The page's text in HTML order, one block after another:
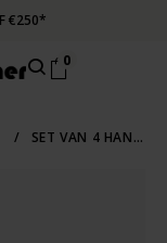
€250*
0
/ SET VAN 4 HANS J WEGNER STOELEN MODEL CH37 EIKEN CARL HANSEN